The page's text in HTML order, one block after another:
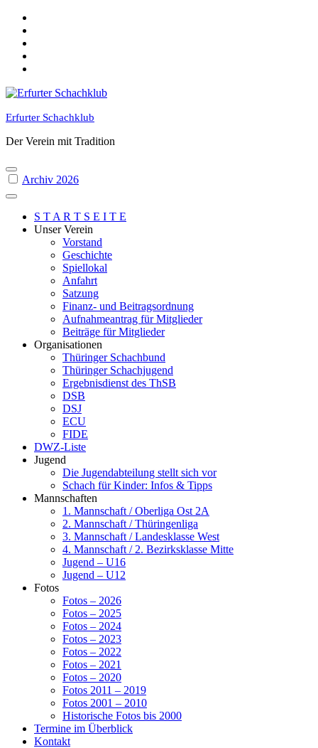
Skip
content
Erfurter Schachklub
Der Verein mit Tradition
Archiv 2026
S T A R T S E I T E
Unser Verein
Vorstand
Geschichte
Spiellokal
Anfahrt
Satzung
Finanz- und Beitragsordnung
Aufnahmeantrag für Mitglieder
Beiträge für Mitglieder
Organisationen
Thüringer Schachbund
Thüringer Schachjugend
Ergebnisdienst des ThSB
DSB
DSJ
ECU
FIDE
DWZ-Liste
Jugend
Die Jugendabteilung stellt sich vor
Schach für Kinder: Infos & Tipps
Mannschaften
1. Mannschaft / Oberliga Ost 2A
2. Mannschaft / Thüringenliga
3. Mannschaft / Landesklasse West
4. Mannschaft / 2. Bezirksklasse Mitte
Jugend – U16
Jugend – U12
Fotos
Fotos – 2026
Fotos – 2025
Fotos – 2024
Fotos – 2023
Fotos – 2022
Fotos – 2021
Fotos – 2020
Fotos 2011 – 2019
Fotos 2001 – 2010
Historische Fotos bis 2000
Termine im Überblick
Kontakt